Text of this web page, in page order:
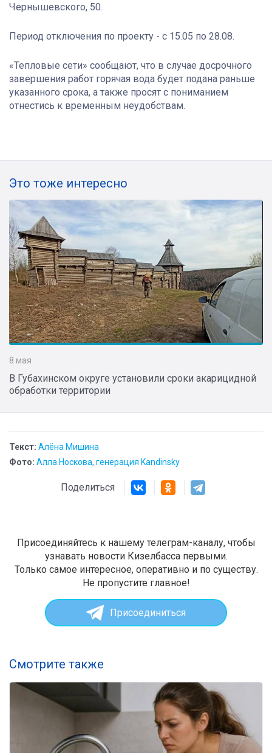
Чернышевского, 50.
Период отключения по проекту - с 15.05 по 28.08.
«Тепловые сети» сообщают, что в случае досрочного
завершения работ горячая вода будет подана раньше
указанного срока, а также просят с пониманием
отнестись к временным неудобствам.
Это тоже интересно
8 мая
В Губахинском округе установили сроки акарицидной
обработки территории
Текст: Алёна Мишина
Фото: Алла Носкова, генерация Kandinsky
Поделиться
Присоединяйтесь к нашему телеграм-каналу, чтобы
узнавать новости Кизелбасса первыми.
Только самое интересное, оперативно и по существу.
Не пропустите главное!
Присоединиться
Смотрите также